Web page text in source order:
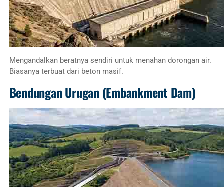
Mengandalkan beratnya sendiri untuk menahan dorongan air.
Biasanya terbuat dari beton masif.
Bendungan Urugan (Embankment Dam)